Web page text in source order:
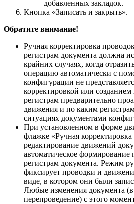
добавленных закладок.
Кнопка «Записать и закрыть».
Обратите внимание!
Ручная корректировка
регистрам документа должна
крайних случаях, когда
операцию автоматически с
конфигурации не
корректировкой или
регистрам предварительно
движения и по каким
ситуациях документами
При установленном в форме
флажке «Ручная корректировка
редактирование движений
автоматическое
регистрам документа. Режим
фиксирует проводки и
виде, в котором они были
Любые изменения документа (в
перепроведение) с этого